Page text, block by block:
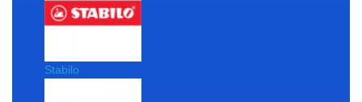
Stabilo